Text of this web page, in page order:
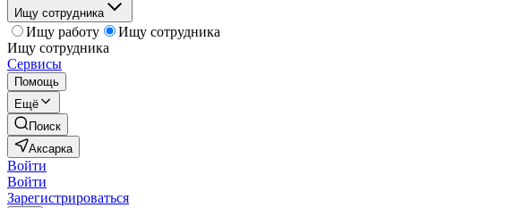
Ищу сотрудника
Ищу работу
Ищу сотрудника
Ищу сотрудника
Сервисы
Помощь
Ещё
Поиск
Аксарка
Войти
Войти
Зарегистрироваться